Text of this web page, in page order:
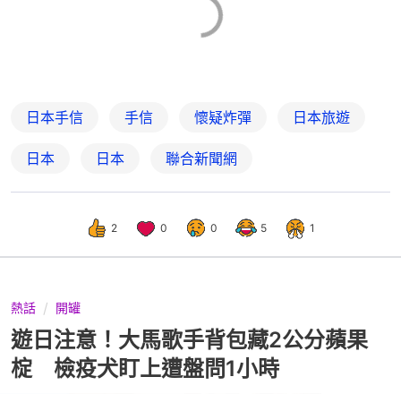
日本手信 手信 懷疑炸彈 日本旅遊
日本 日本 聯合新聞網
2 0 0 5 1
熱話 開罐
遊日注意！大馬歌手背包藏2公分蘋果
椗 檢疫犬盯上遭盤問1小時